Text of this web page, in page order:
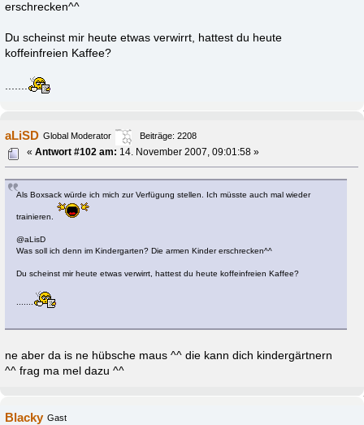
erschrecken^^
Du scheinst mir heute etwas verwirrt, hattest du heute
koffeinfreien Kaffee?
.......
aLiSD Global Moderator
Beiträge: 2208
«Antwort #102 am: 14. November 2007, 09:01:58 »
Als Boxsack würde ich mich zur Verfügung stellen. Ich müsste auch mal wieder
trainieren.
@aLisD
Was soll ich denn im Kindergarten? Die armen Kinder erschrecken^^
Du scheinst mir heute etwas verwirrt, hattest du heute koffeinfreien Kaffee?
ne aber da is ne hübsche maus ^^ die kann dich kindergärtnern
^^ frag ma mel dazu ^^
Blacky Gast